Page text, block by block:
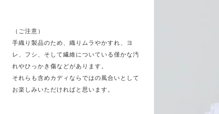
（ご注意）
手織り製品のため、織りムラやかすれ、ヨ
レ、フシ、そして繊維についている僅かな汚
れやひっかき傷などがあります。
それらも含めカディならではの風合いとして
お楽しみいただければと思います。